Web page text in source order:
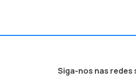
Siga-nos nas redes